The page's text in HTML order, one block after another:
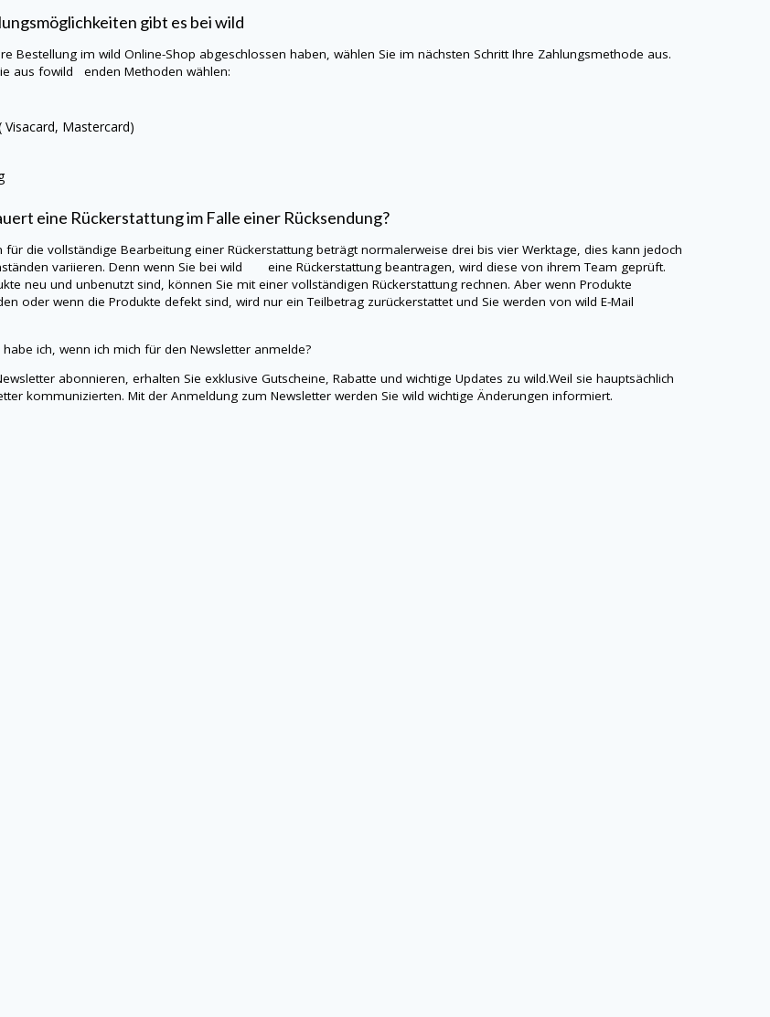
gibt es beiwild
Bestellung imwildOnline-Shop abgeschlossen haben, wählen Sie im nächsten Schritt Ihre Zahlungsmethode aus.
aus fowild enden Methoden wählen:
Visacard, Mastercard)
eine Rückerstattung im Falle einer Rücksendung?
für die vollständige Bearbeitung einer Rückerstattung beträgt normalerweise drei bis vier Werktage, dies kann jedoch
variieren. Denn wenn Sie bei wild eine Rückerstattung beantragen, wird diese von ihrem Team geprüft.
neu und unbenutzt sind, können Sie mit einer vollständigen Rückerstattung rechnen. Aber wenn Produkte
oder wenn die Produkte defekt sind, wird nur ein Teilbetrag zurückerstattet und Sie werden vonwildE-Mail
habe ich, wenn ich mich für den Newsletter anmelde?
abonnieren, erhalten Sie exklusive Gutscheine, Rabatte und wichtige Updates zuwild.Weil sie hauptsächlich
kommunizierten. Mit der Anmeldung zum Newsletter werden Siewildwichtige Änderungen informiert.